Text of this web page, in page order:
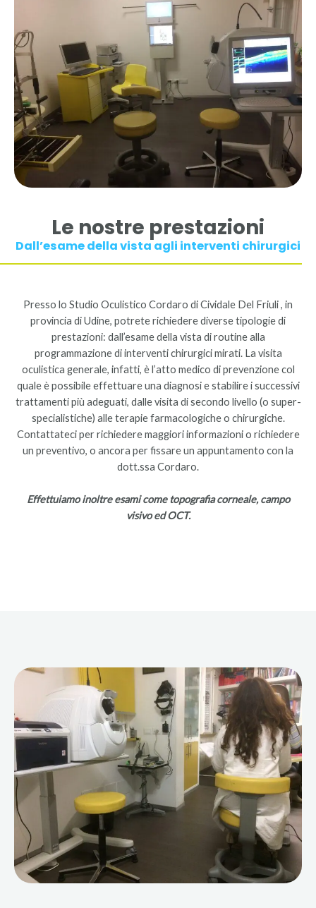
Le nostre prestazioni
Dall’esame della vista agli interventi chirurgici
Presso lo Studio Oculistico Cordaro di Cividale Del Friuli , in
provincia di Udine, potrete richiedere diverse tipologie di
prestazioni: dall’esame della vista di routine alla
programmazione di interventi chirurgici mirati. La visita
oculistica generale, infatti, è l’atto medico di prevenzione col
quale è possibile effettuare una diagnosi e stabilire i successivi
trattamenti più adeguati, dalle visita di secondo livello (o super-
specialistiche) alle terapie farmacologiche o chirurgiche.
Contattateci per richiedere maggiori informazioni o richiedere
un preventivo, o ancora per fissare un appuntamento con la
dott.ssa Cordaro.
Effettuiamo inoltre esami come topografia corneale, campo
visivo ed OCT.